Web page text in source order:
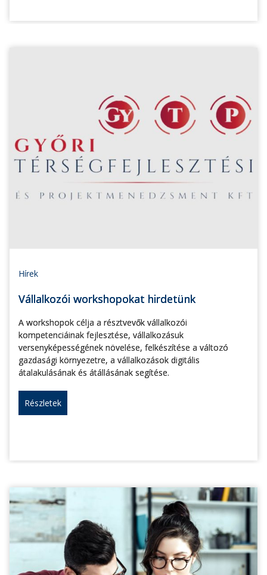
Hírek
Vállalkozói workshopokat hirdetünk
A workshopok célja a résztvevők vállalkozói
kompetenciáinak fejlesztése, vállalkozásuk
versenyképességének növelése, felkészítése a változó
gazdasági környezetre, a vállalkozások digitális
átalakulásának és átállásának segítése.
Részletek